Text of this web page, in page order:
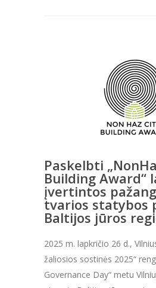
Paskelbti
Building Award“
įvertintos
tvarios statybos
Baltijos jūros
2025 m. lapkričio 26 d.,
žaliosios sostinės 2025“
Governance Day“ metu